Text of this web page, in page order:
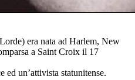
era nata ad Harlem, New
a Saint Croix il 17
ed un’attivista statunitense.